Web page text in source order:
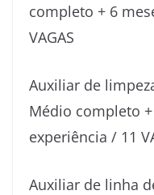
completo + 6
VAGAS
Auxiliar de
Médio completo
experiência / 11
Auxiliar de linha